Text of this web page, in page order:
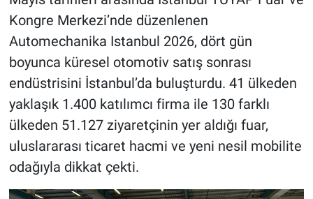
Kongre Merkezi’nde düzenlenen
Automechanika Istanbul 2026, dört gün
boyunca küresel otomotiv satış sonrası
endüstrisini İstanbul’da buluşturdu. 41 ülkeden
yaklaşık 1.400 katılımcı firma ile 130 farklı
ülkeden 51.127 ziyaretçinin yer aldığı fuar,
uluslararası ticaret hacmi ve yeni nesil mobilite
odağıyla dikkat çekti.